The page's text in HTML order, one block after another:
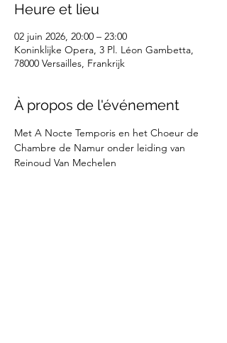
Heure et lieu
02 juin 2026, 20:00 – 23:00
Koninklijke Opera, 3 Pl. Léon Gambetta,
78000 Versailles, Frankrijk
À propos de l'événement
Met A Nocte Temporis en het Choeur de
Chambre de Namur onder leiding van
Reinoud Van Mechelen